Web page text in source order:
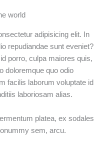
world
adipisicing elit. In
repudiandae sunt eveniet?
porro, culpa maiores quis,
doloremque quo odio
facilis laborum voluptate id
laboriosam alias.
platea, ex sodales
sem, arcu.